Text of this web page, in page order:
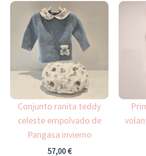
Conjunto ranita teddy
celeste empolvado de
Pangasa invierno
57,00€
Este
opciones
pueden